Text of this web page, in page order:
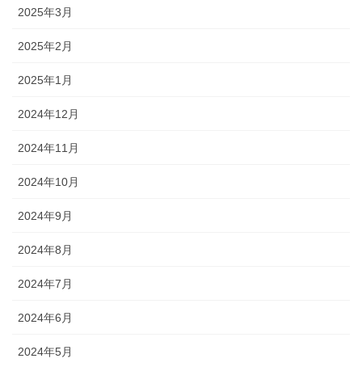
2025年3月
2025年2月
2025年1月
2024年12月
2024年11月
2024年10月
2024年9月
2024年8月
2024年7月
2024年6月
2024年5月